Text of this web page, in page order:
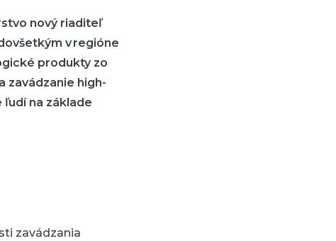
nový riaditeľ
v regióne
produkty zo
zavádzanie high-
na základe
zavádzania